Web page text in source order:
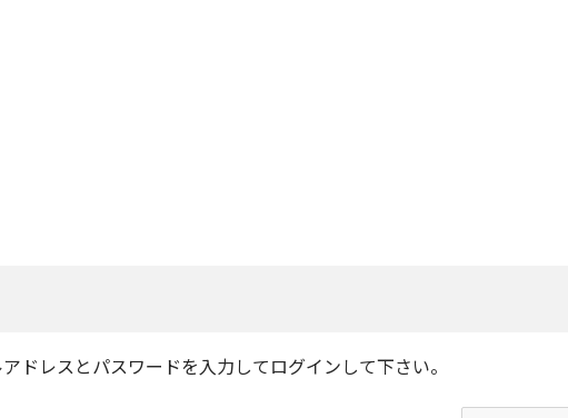
ドレスとパスワードを入力してログインして下さい。